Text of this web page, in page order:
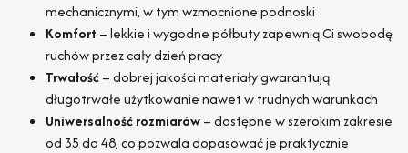
mechanicznymi, w tym wzmocnione podnoski
Komfort – lekkie i wygodne półbuty zapewnią Ci swobodę
ruchów przez cały dzień pracy
Trwałość– dobrej jakości materiały gwarantują
długotrwałe użytkowanie nawet w trudnych warunkach
Uniwersalność rozmiarów– dostępne w szerokim zakresie
od 35 do 48, co pozwala dopasować je praktycznie